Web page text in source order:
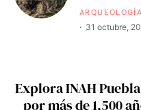
ARQUEOLOGÍA
31 octubre,
Explora INAH
por más de 1,500